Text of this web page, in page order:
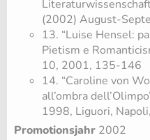
(2002) August-
13. “Luise Hensel:
Pietism e
10, 2001, 135-146
14. “Caroline von
all’ombra
1998, Liguori,
Promotionsjahr 2002